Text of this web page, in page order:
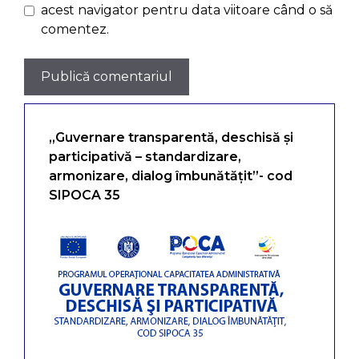
acest navigator pentru data viitoare când o să
comentez.
„Guvernare transparentă, deschisă și
participativă – standardizare,
armonizare, dialog îmbunătățit”- cod
SIPOCA 35